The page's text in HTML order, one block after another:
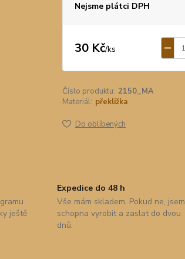
Nejsme plátci DPH
30 Kč/ks
Číslo produktu: 2150_MA
Materiál: překližka
Do oblíbených
ještě
Expedice do 48 h
Vše mám skladem. Pokud ne, jsem
schopna vyrobit a zaslat do dvou
dnů.